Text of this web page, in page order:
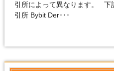
引所によって異なります。
引所 Bybit Der･･･